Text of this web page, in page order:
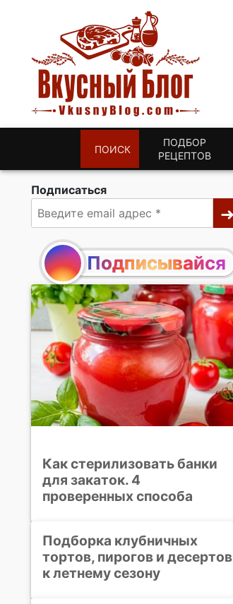
ПОИСК
ПОДБОР
РЕЦЕПТОВ
Подписаться
Подписывайся
Как стерилизовать банки
для закаток. 4
проверенных способа
Подборка клубничных
тортов, пирогов и десертов
к летнему сезону